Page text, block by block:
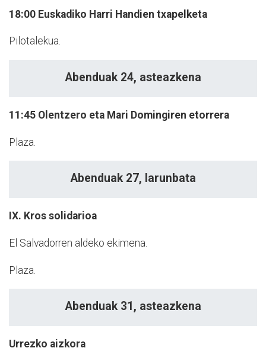
18:00 Euskadiko Harri Handien txapelketa
Pilotalekua.
Abenduak 24, asteazkena
11:45 Olentzero eta Mari Domingiren etorrera
Plaza.
Abenduak 27, larunbata
IX. Kros solidarioa
El Salvadorren aldeko ekimena.
Plaza.
Abenduak 31, asteazkena
Urrezko aizkora